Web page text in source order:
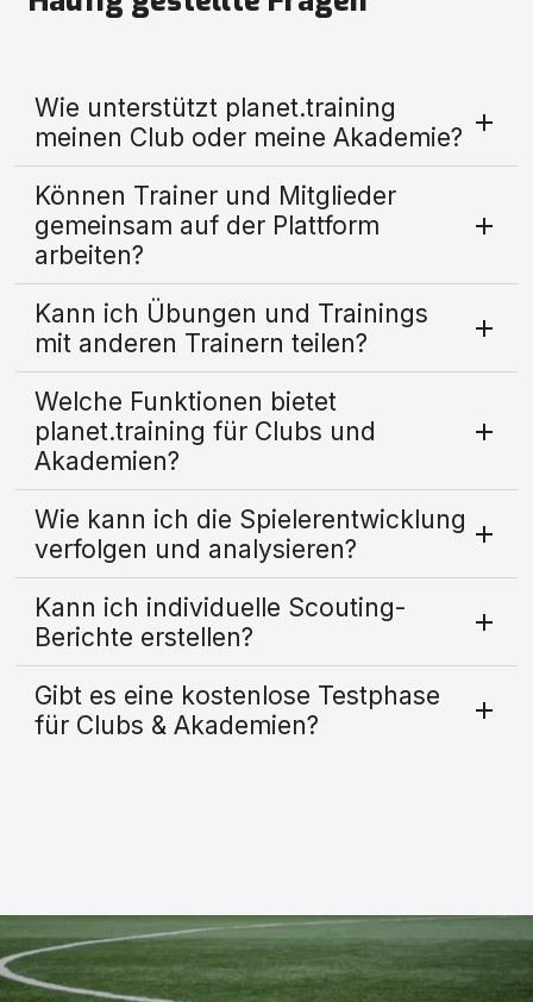
Wie unterstützt planet.training
meinen Club oder meine Akademie?
Können Trainer und Mitglieder
gemeinsam auf der Plattform
arbeiten?
Kann ich Übungen und Trainings
mit anderen Trainern teilen?
Welche Funktionen bietet
planet.training für Clubs und
Akademien?
Wie kann ich die Spielerentwicklung
verfolgen und analysieren?
Kann ich individuelle Scouting-
Berichte erstellen?
Gibt es eine kostenlose Testphase
für Clubs & Akademien?